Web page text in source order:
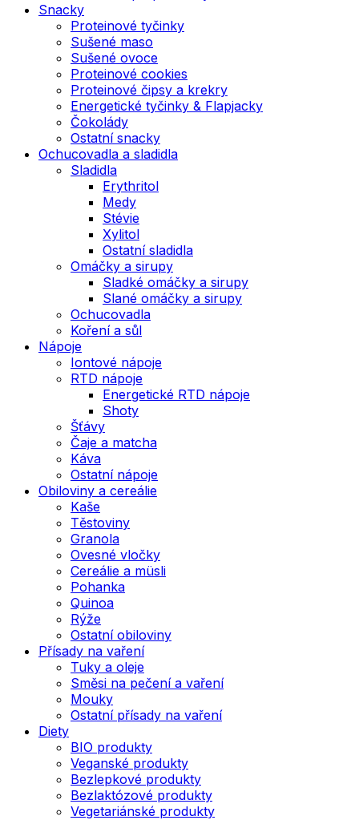
Snacky
Proteinové tyčinky
Sušené maso
Sušené ovoce
Proteinové cookies
Proteinové čipsy a krekry
Energetické tyčinky & Flapjacky
Čokolády
Ostatní snacky
Ochucovadla a sladidla
Sladidla
Erythritol
Medy
Stévie
Xylitol
Ostatní sladidla
Omáčky a sirupy
Sladké omáčky a sirupy
Slané omáčky a sirupy
Ochucovadla
Koření a sůl
Nápoje
Iontové nápoje
RTD nápoje
Energetické RTD nápoje
Shoty
Šťávy
Čaje a matcha
Káva
Ostatní nápoje
Obiloviny a cereálie
Kaše
Těstoviny
Granola
Ovesné vločky
Cereálie a müsli
Pohanka
Quinoa
Rýže
Ostatní obiloviny
Přísady na vaření
Tuky a oleje
Směsi na pečení a vaření
Mouky
Ostatní přísady na vaření
Diety
BIO produkty
Veganské produkty
Bezlepkové produkty
Bezlaktózové produkty
Vegetariánské produkty